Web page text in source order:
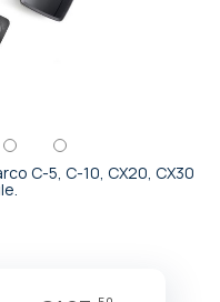
C-5, C-10, CX20, CX30